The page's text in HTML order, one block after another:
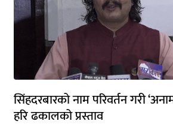
सिंहदरबारको नाम परिवर्तन गरी
हरि ढकालको प्रस्ताव